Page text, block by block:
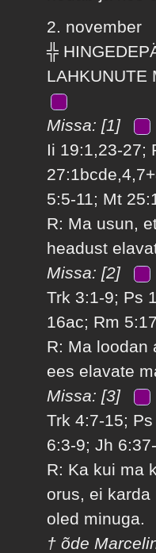
2. november
╬
LAHKUNUTE
Missa: [1]
Ii 19:1,23-27;
5:5-11; Mt
R: Ma usun,
headust
Missa: [2]
Trk 3:1-9; Ps
16ac; Rm
R: Ma loodan
ees elavate
Missa: [3]
Trk 4:7-15;
6:3-9; Jh
R: Ka kui ma
orus, ei
oled minuga.
† õde